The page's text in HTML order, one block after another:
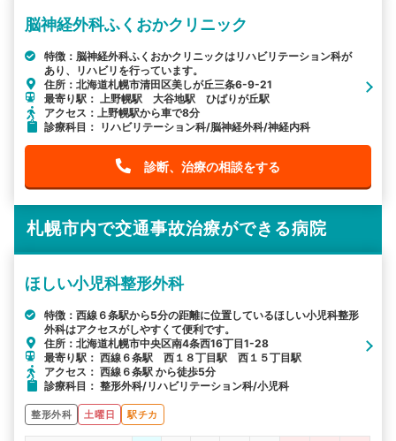
脳神経外科ふくおかクリニック
特徴：脳神経外科ふくおかクリニックはリハビリテーション科が
あり、リハビリを行っています。
住所：北海道札幌市清田区美しが丘三条6-9-21
最寄り駅： 上野幌駅 大谷地駅 ひばりが丘駅
アクセス：上野幌駅から車で8分
診療科目： リハビリテーション科/脳神経外科/神経内科
診断、治療の相談をする
札幌市内で交通事故治療ができる病院
ほしい小児科整形外科
特徴：西線６条駅から5分の距離に位置しているほしい小児科整形
外科はアクセスがしやすくて便利です。
住所：北海道札幌市中央区南4条西16丁目1-28
最寄り駅： 西線６条駅 西１８丁目駅 西１５丁目駅
アクセス： 西線６条駅 から徒歩5分
診療科目： 整形外科/リハビリテーション科/小児科
整形外科 土曜日 駅チカ